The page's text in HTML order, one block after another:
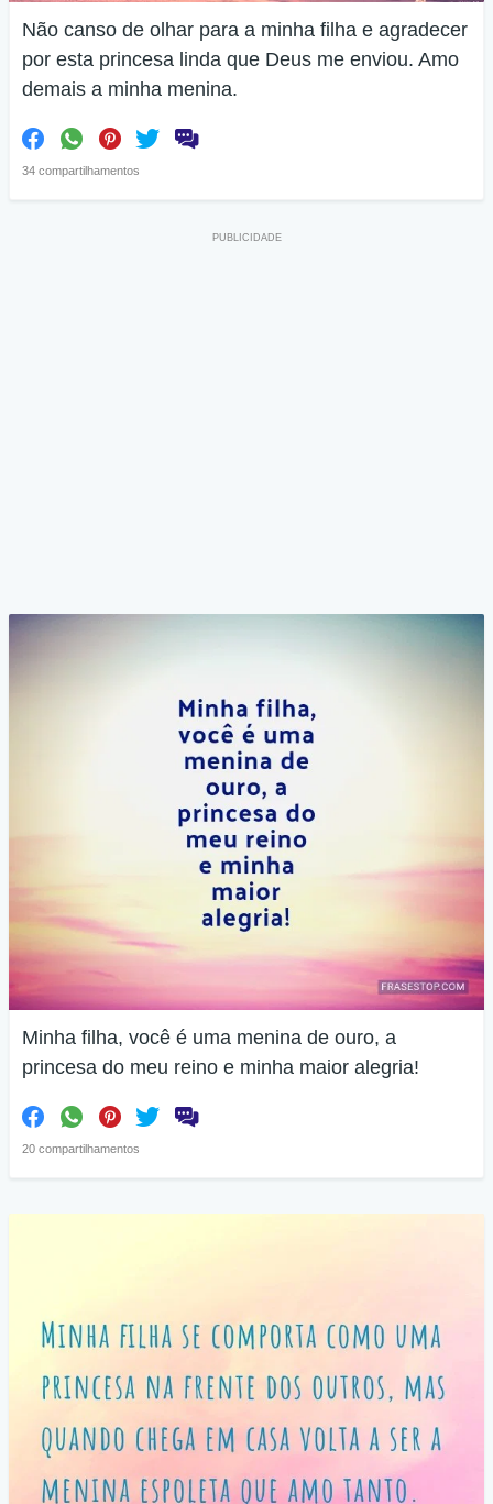
Não canso de olhar para a minha filha e agradecer
por esta princesa linda que Deus me enviou. Amo
demais a minha menina.
34 compartilhamentos
Minha filha, você é uma menina de ouro, a
princesa do meu reino e minha maior alegria!
20 compartilhamentos